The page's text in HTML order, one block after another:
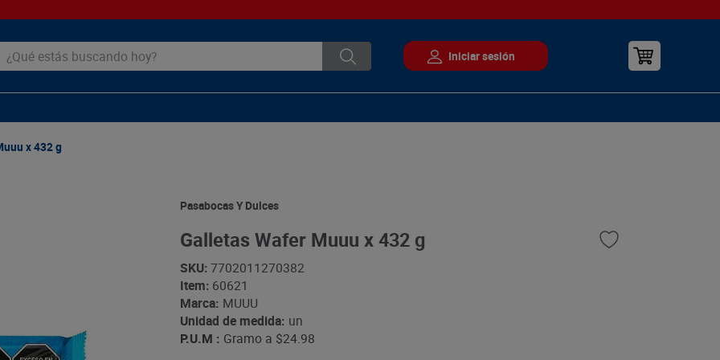
estás buscando hoy?
x 432 g
Pasabocas Y Dulces
Galletas Wafer Muuu x 432 g
SKU: 7702011270382
Item: 60621
Marca: MUUU
Unidad de medida: un
P.U.M : Gramo a $24.98